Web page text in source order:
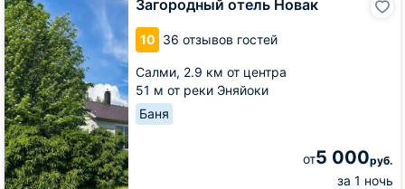
Загородный отель Новак
10 36 отзывов гостей
Салми, 2.9 км от центра
51 м от реки Эняйоки
Баня
от5 000руб.
за 1 ночь
отель
Новак